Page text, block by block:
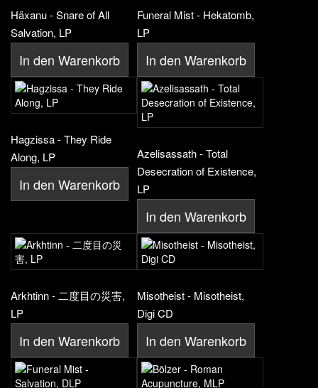
Häxanu - Snare of All
Salvation, LP
In den Warenkorb
Funeral Mist - Hekatomb,
LP
In den Warenkorb
Hagzissa - They Ride
Along, LP
In den Warenkorb
Azelisassath - Total
Desecration of Existence,
LP
In den Warenkorb
Arkhtinn - 二度目の災害,
LP
In den Warenkorb
Misotheist - Misotheist,
Digi CD
In den Warenkorb